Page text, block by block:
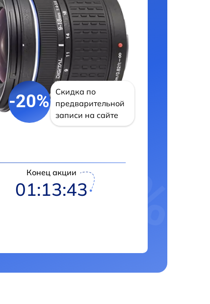
-20%
Скидка по
предварительной
записи на сайте
Конец акции
01:13:43